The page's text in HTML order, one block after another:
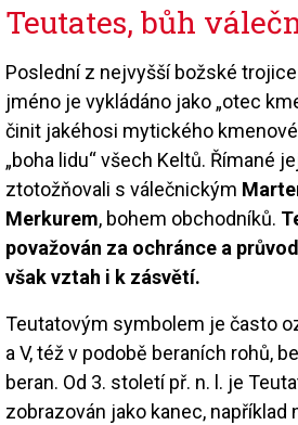
Teutates, bůh
Poslední z nejvyšší božské
jméno je vykládáno jako „otec
činit jakéhosi mytického
„boha lidu“ všech Keltů. Římané
ztotožňovali s válečnickým
Merkurem, bohem obchodníků.
považován za ochránce a
však vztah i k zásvětí.
Teutatovým symbolem je často
a V, též v podobě beraních rohů,
beran. Od 3. století př. n. l. je
zobrazován jako kanec, například